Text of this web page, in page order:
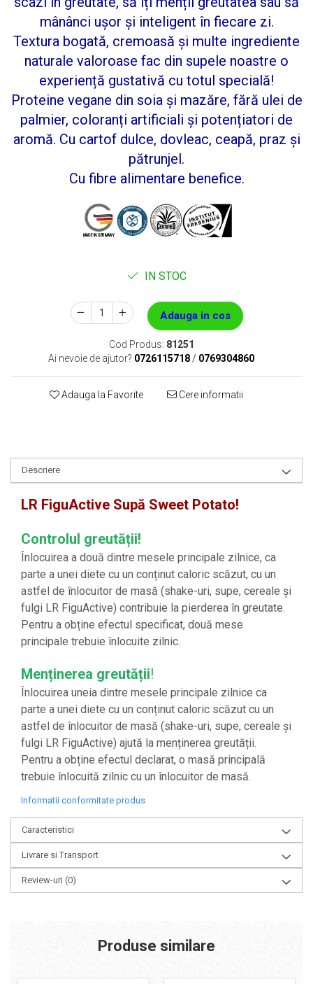
mânânci ușor și inteligent în fiecare zi.
Textura bogată, cremoasă și multe ingrediente
naturale valoroase fac din supele noastre o
experiență gustativă cu totul specială!
Proteine vegane din soia și mazăre, fără ulei de
palmier, coloranți artificiali și potențiatori de
aromă. Cu cartof dulce, dovleac, ceapă, praz și
pătrunjel.
Cu fibre alimentare benefice.
IN STOC
Adauga in cos
Cod Produs: 81251
Ai nevoie de ajutor? 0726115718 / 0769304860
Adauga la Favorite Cere informatii
Descriere
LR FiguActive Supă Sweet Potato!
Controlul greutății!
Înlocuirea a două dintre mesele principale zilnice, ca
parte a unei diete cu un conținut caloric scăzut, cu un
astfel de înlocuitor de masă (shake-uri, supe, cereale și
fulgi LR FiguActive) contribuie la pierderea în greutate.
Pentru a obține efectul specificat, două mese
principale trebuie înlocuite zilnic.
Menținerea greutății!
Înlocuirea uneia dintre mesele principale zilnice ca
parte a unei diete cu un conținut caloric scăzut cu un
astfel de înlocuitor de masă (shake-uri, supe, cereale și
fulgi LR FiguActive) ajută la menținerea greutății.
Pentru a obține efectul declarat, o masă principală
trebuie înlocuită zilnic cu un înlocuitor de masă.
Informatii conformitate produs
Caracteristici
Livrare si Transport
Review-uri (0)
Produse similare